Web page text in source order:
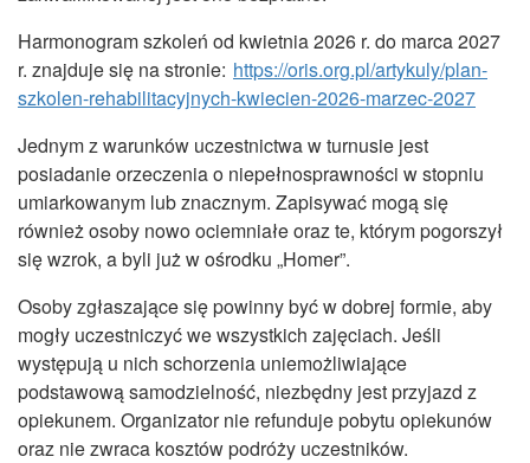
Harmonogram szkoleń od kwietnia 2026 r. do marca 2027
r. znajduje się na stronie: https://oris.org.pl/artykuly/plan-
szkolen-rehabilitacyjnych-kwiecien-2026-marzec-2027
Jednym z warunków uczestnictwa w turnusie jest
posiadanie orzeczenia o niepełnosprawności w stopniu
umiarkowanym lub znacznym. Zapisywać mogą się
również osoby nowo ociemniałe oraz te, którym pogorszył
się wzrok, a byli już w ośrodku „Homer”.
Osoby zgłaszające się powinny być w dobrej formie, aby
mogły uczestniczyć we wszystkich zajęciach. Jeśli
występują u nich schorzenia uniemożliwiające
podstawową samodzielność, niezbędny jest przyjazd z
opiekunem. Organizator nie refunduje pobytu opiekunów
oraz nie zwraca kosztów podróży uczestników.